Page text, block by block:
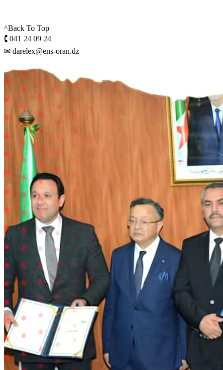
^Back To Top
🕻 041 24 09 24
✉ darelex@ens-oran.dz